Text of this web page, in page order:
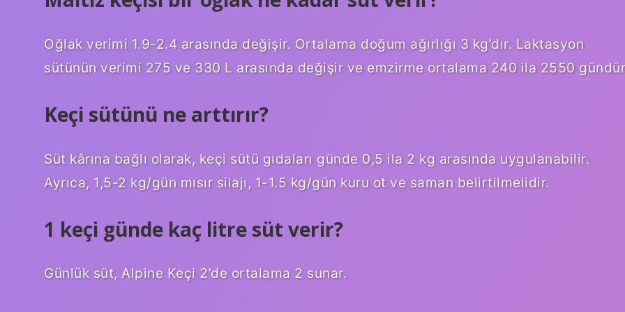
Oğlak verimi 1.9-2.4 arasında değişir. Ortalama doğum ağırlığı 3 kg’dır. Laktasyon
sütünün verimi 275 ve 330 L arasında değişir ve emzirme ortalama 240 ila 2550
Keçi sütünü ne arttırır?
Süt kârına bağlı olarak, keçi sütü gıdaları günde 0,5 ila 2 kg arasında uygulanabilir.
Ayrıca, 1,5-2 kg/gün mısır silajı, 1-1.5 kg/gün kuru ot ve saman belirtilmelidir.
1 keçi günde kaç litre süt verir?
Günlük süt, Alpine Keçi 2’de ortalama 2 sunar.